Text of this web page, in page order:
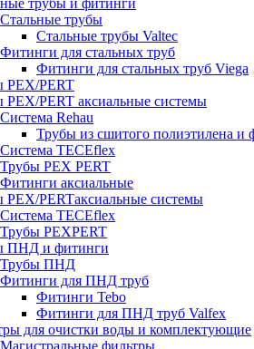
трубы и фитинги
Стальные трубы
Стальные трубы Valtec
Фитинги для стальных труб
Фитинги для стальных труб Viega
PEX/PERT
PEX/PERT аксиальные системы
Система Rehau
Трубы из сшитого полиэтилена и
Система TECEflex
Трубы PEX PERT
Фитинги аксиальные
PEX/PERTаксиальные системы
Система TECEflex
Трубы PEXPERT
ПНД и фитинги
Трубы ПНД
Фитинги для ПНД труб
Фитинги Tebo
Фитинги для ПНД труб Valfex
для очистки воды и комплектующие